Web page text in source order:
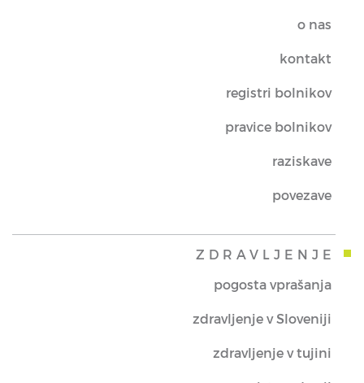
o nas
kontakt
registri bolnikov
pravice bolnikov
raziskave
povezave
ZDRAVLJENJE
pogosta vprašanja
zdravljenje v Sloveniji
zdravljenje v tujini